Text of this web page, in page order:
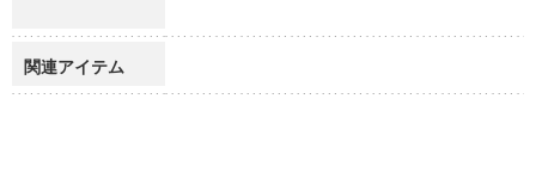
関連アイテム